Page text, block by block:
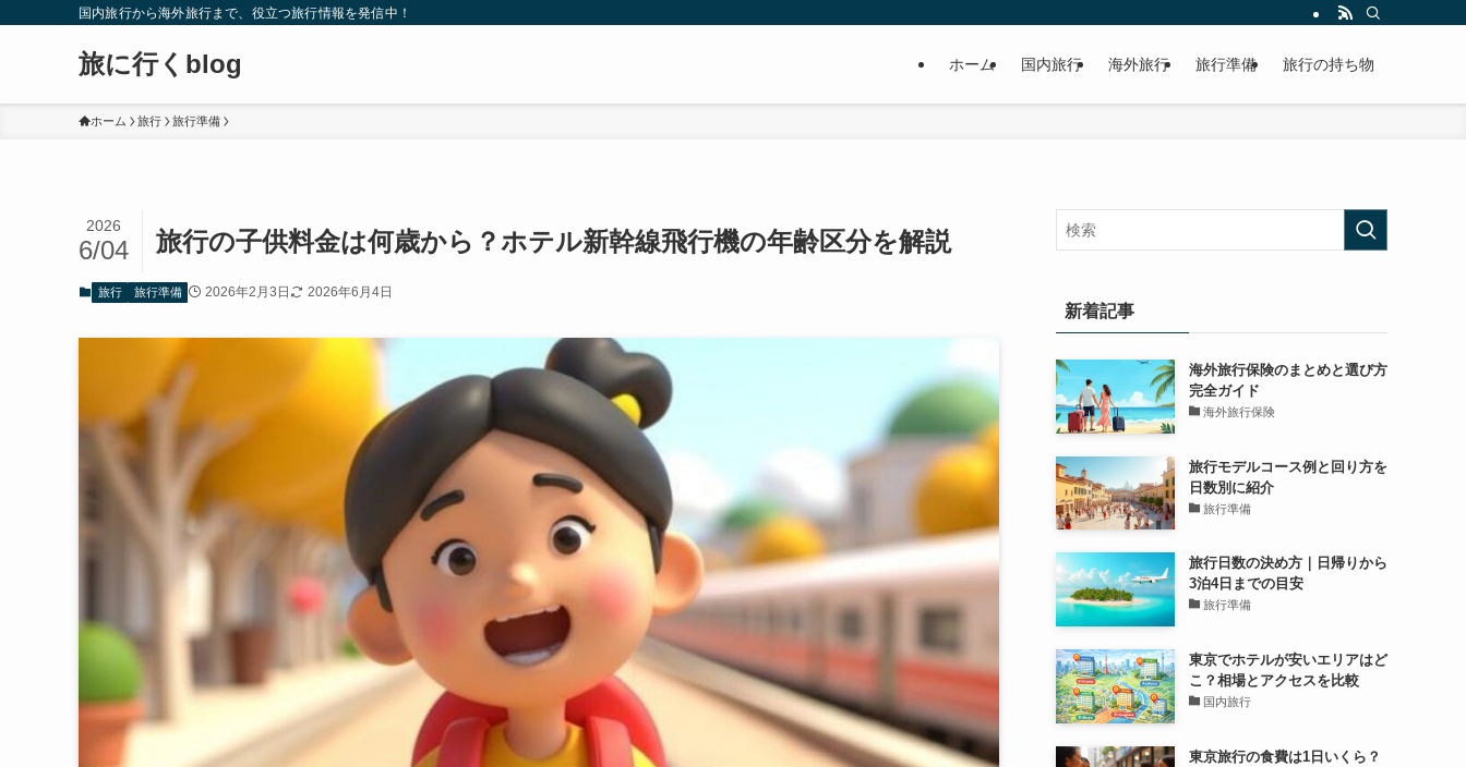
国内旅行から海外旅行まで、役立つ旅行情報を発信中！
旅に行くblog ホーム 国内旅行 海外旅行 旅行準備 旅行の持ち物
ホーム 旅行 旅行準備
旅行の子供料金は何歳から？ホテル新幹線飛行機の年齢区分を解説
2026
6/04
旅行 旅行準備 2026年2月3日 2026年6月4日
新着記事
海外旅行保険のまとめと選び方
完全ガイド
海外旅行保険
旅行モデルコース例と回り方を
日数別に紹介
旅行準備
旅行日数の決め方｜日帰りから
3泊4日までの目安
旅行準備
東京でホテルが安いエリアはど
こ？相場とアクセスを比較
国内旅行
東京旅行の食費は1日いくら？